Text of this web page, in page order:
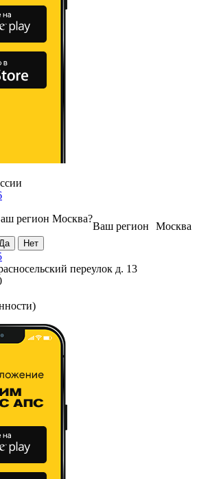
Москва
Ваш регион
регион Москва?
переулок д. 13